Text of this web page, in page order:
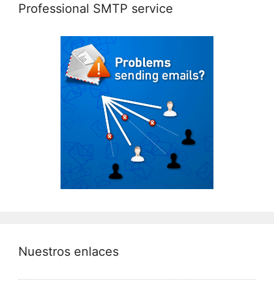
Professional SMTP service
Nuestros enlaces